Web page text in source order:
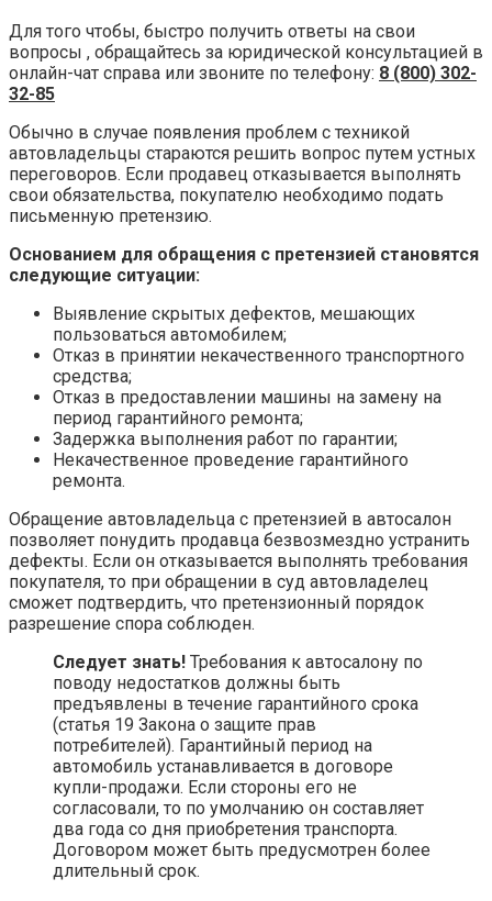
Для того чтобы, быстро получить ответы на свои
вопросы , обращайтесь за юридической консультацией в
онлайн-чат справа или звоните по телефону: 8 (800) 302-
32-85
Обычно в случае появления проблем с техникой
автовладельцы стараются решить вопрос путем устных
переговоров. Если продавец отказывается выполнять
свои обязательства, покупателю необходимо подать
письменную претензию.
Основанием для обращения с претензией становятся
следующие ситуации:
Выявление скрытых дефектов, мешающих
пользоваться автомобилем;
Отказ в принятии некачественного транспортного
средства;
Отказ в предоставлении машины на замену на
период гарантийного ремонта;
Задержка выполнения работ по гарантии;
Некачественное проведение гарантийного
ремонта.
Обращение автовладельца с претензией в автосалон
позволяет понудить продавца безвозмездно устранить
дефекты. Если он отказывается выполнять требования
покупателя, то при обращении в суд автовладелец
сможет подтвердить, что претензионный порядок
разрешение спора соблюден.
Следует знать! Требования к автосалону по
поводу недостатков должны быть
предъявлены в течение гарантийного срока
(статья 19 Закона о защите прав
потребителей). Гарантийный период на
автомобиль устанавливается в договоре
купли-продажи. Если стороны его не
согласовали, то по умолчанию он составляет
два года со дня приобретения транспорта.
Договором может быть предусмотрен более
длительный срок.